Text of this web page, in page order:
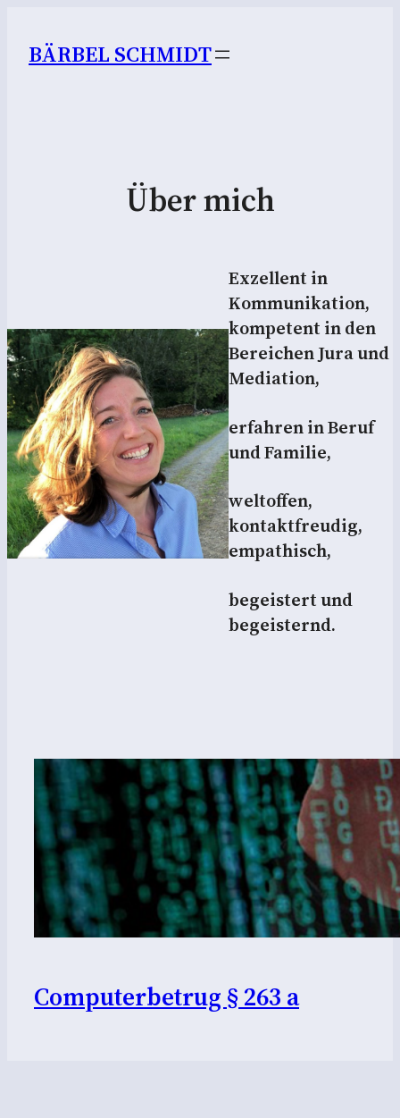
BÄRBEL SCHMIDT
Über mich
Exzellent in
Kommunikation,
kompetent in den
Bereichen Jura und
Mediation,
erfahren in Beruf
und Familie,
weltoffen,
kontaktfreudig,
empathisch,
begeistert und
begeisternd.
Computerbetrug § 263 a